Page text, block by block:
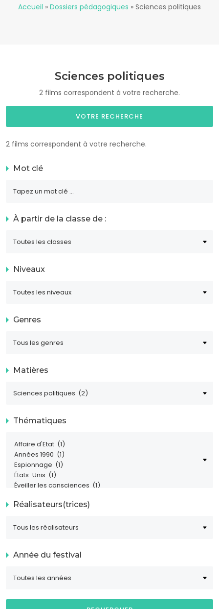
Accueil » Dossiers pédagogiques » Sciences politiques
Sciences politiques
2 films correspondent à votre recherche.
VOTRE RECHERCHE
2 films correspondent à votre recherche.
Mot clé
À partir de la classe de :
Niveaux
Genres
Matières
Thématiques
Réalisateurs(trices)
Année du festival